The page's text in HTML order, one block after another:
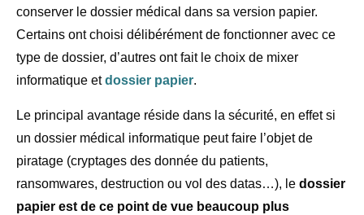
conserver le dossier médical dans sa version papier.
Certains ont choisi délibérément de fonctionner avec ce
type de dossier, d’autres ont fait le choix de mixer
informatique etdossier papier.
Le principal avantage réside dans la sécurité, en effet si
un dossier médical informatique peut faire l’objet de
piratage (cryptages des donnée du patients,
ransomwares, destruction ou vol des datas…), le dossier
papier est de ce point de vue beaucoup plus